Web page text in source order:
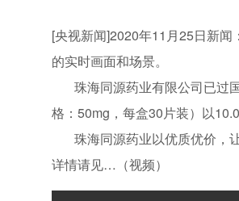
[央视新闻]2020年11月25日新
的实时画面和场景。
珠海同源药业有限公司已过国
格：50mg，每盒30片装）以
珠海同源药业以优质优价，让
详情请见…（视频）